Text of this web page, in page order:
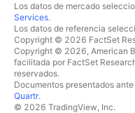
Los datos de mercado
Services.
Los datos de referencia
Copyright © 2026 FactSet
Copyright © 2026, American
facilitada por FactSet
reservados.
Documentos presentados
Quartr.
© 2026 TradingView, Inc.